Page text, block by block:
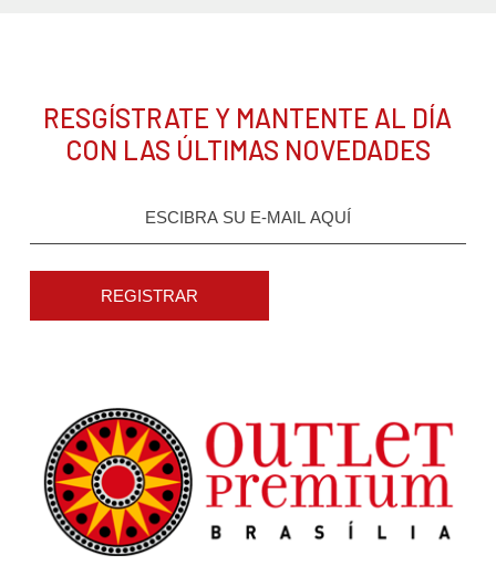
RESGÍSTRATE Y MANTENTE AL DÍA
CON LAS ÚLTIMAS NOVEDADES
REGISTRAR